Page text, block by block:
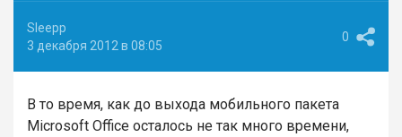
Sleepp
3 декабря 2012 в 08:05
0
В то время, как до выхода мобильного пакета
Microsoft Office осталось не так много времени,